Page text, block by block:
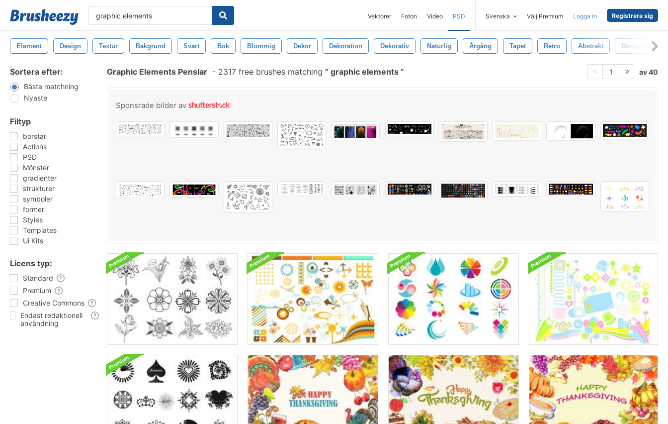
Vektorer Foton Video PSD Svenska Välj Premium Logga in Registrera sig
Element Design Textur Bakgrund Svart Bok Blommig Dekor Dekoration Dekorativ Naturlig Årgång Tapet Retro Abstrakt Designelement
Sortera efter:
Bästa matchning
Nyaste
Filtyp
borstar
Actions
PSD
Mönster
gradienter
strukturer
symboler
former
Styles
Templates
Ui Kits
Licens typ:
Standard
Premium
Creative Commons
Endast redaktionell
användning
Graphic Elements Penslar - 2317 free brushes matching graphic elements 1 av 40
Sponsrade bilder av